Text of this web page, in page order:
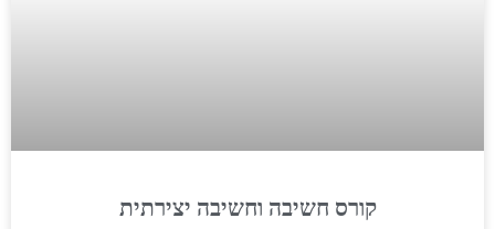
קורס חשיבה וחשיבה יצירתית